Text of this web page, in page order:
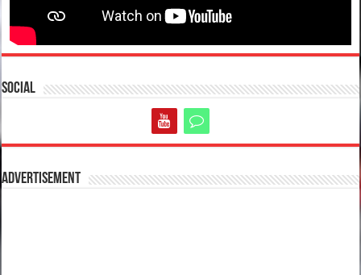
Social
Advertisement